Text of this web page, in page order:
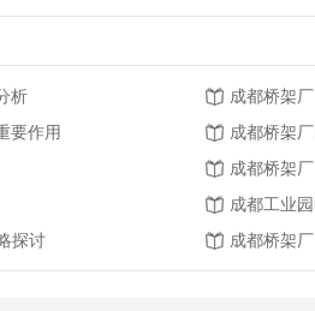
析
成都桥架
要作用
成都桥架
成都桥架
成都工业
探讨
成都桥架厂